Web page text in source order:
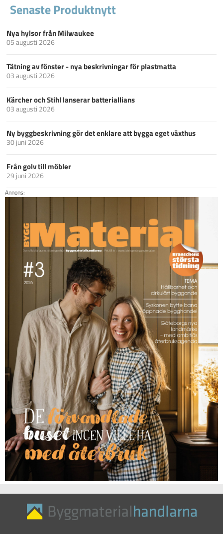
Senaste Produktnytt
Nya hylsor från Milwaukee
05 augusti 2026
Tätning av fönster - nya beskrivningar för plastmatta
03 augusti 2026
Kärcher och Stihl lanserar batteriallians
03 augusti 2026
Ny byggbeskrivning gör det enklare att bygga eget växthus
30 juni 2026
Från golv till möbler
29 juni 2026
Annons: